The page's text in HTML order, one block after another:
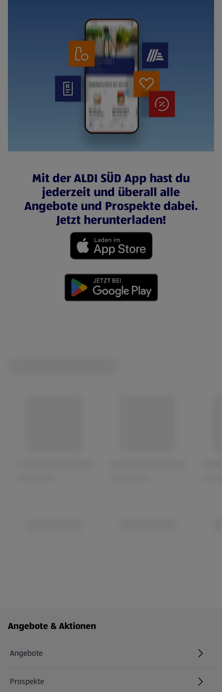
Mit der ALDI SÜD App hast du
jederzeit und überall alle
Angebote und Prospekte dabei.
Jetzt herunterladen!
Fußzeilenmenü - weitere Links
Angebote & Aktionen
Angebote
Prospekte